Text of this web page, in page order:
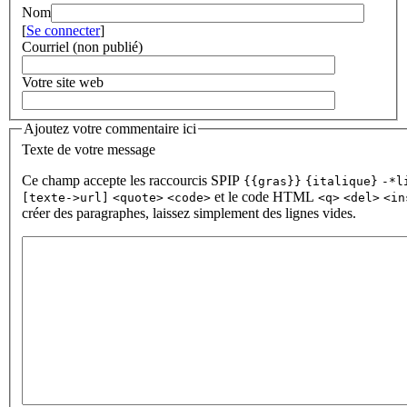
Nom
[Se connecter]
Courriel (non publié)
Votre site web
Ajoutez votre commentaire ici
Texte de votre message
Ce champ accepte les raccourcis SPIP {{gras}} {italique} -
[texte->url]
<quote> <code> et le code HTML <q> <del>
créer des paragraphes, laissez simplement des lignes vides.